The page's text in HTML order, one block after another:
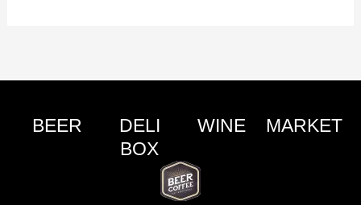
BEER
DELI
BOX
WINE MARKET